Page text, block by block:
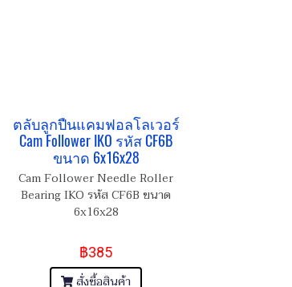
ตลับลูกปืนแคมฟอลโลเวอร์
Cam Follower IKO รหัส CF6B
ขนาด 6x16x28
Cam Follower Needle Roller
Bearing IKO รหัส CF6B ขนาด
6x16x28
฿385
สั่งซื้อสินค้า